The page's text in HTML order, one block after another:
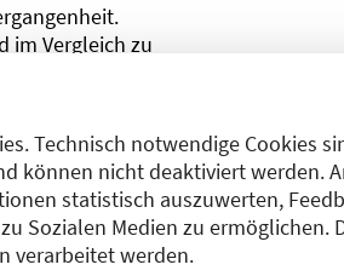
Technisch notwendige Cookies
können nicht deaktiviert werden.
statistisch auszuwerten,
Sozialen Medien zu ermöglichen.
verarbeitet werden.
im Vergleich zu
mit
die